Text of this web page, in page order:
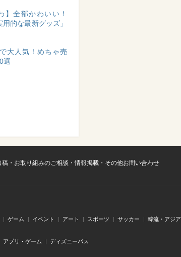
】全部かわいい！
的な最新グッズ」
大人気！めちゃ売
選
稿・お取り組みのご相談・情報掲載・その他お問い合わせ
ゲーム イベント アート スポーツ サッカー 韓流・アジア
アプリ・ゲーム ディズニーパス